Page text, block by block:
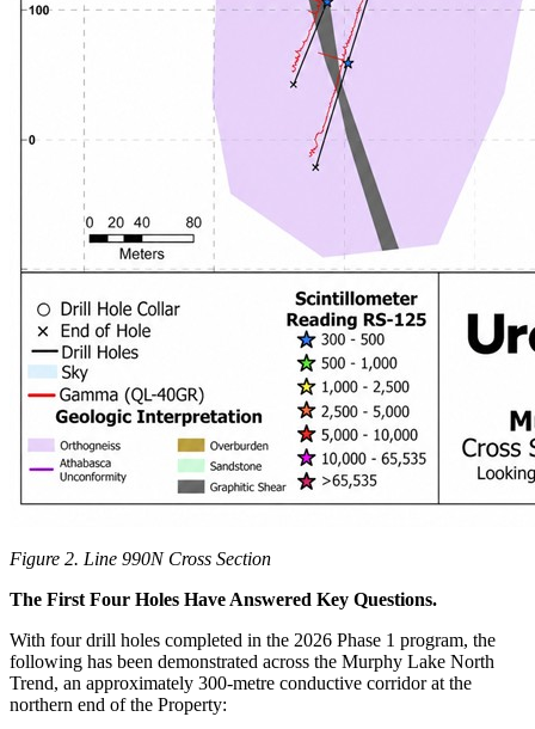
Figure 2. Line 990N Cross Section
The First Four Holes Have Answered Key Questions.
With four drill holes completed in the 2026 Phase 1 program, the
following has been demonstrated across the Murphy Lake North
Trend, an approximately 300-metre conductive corridor at the
northern end of the Property: